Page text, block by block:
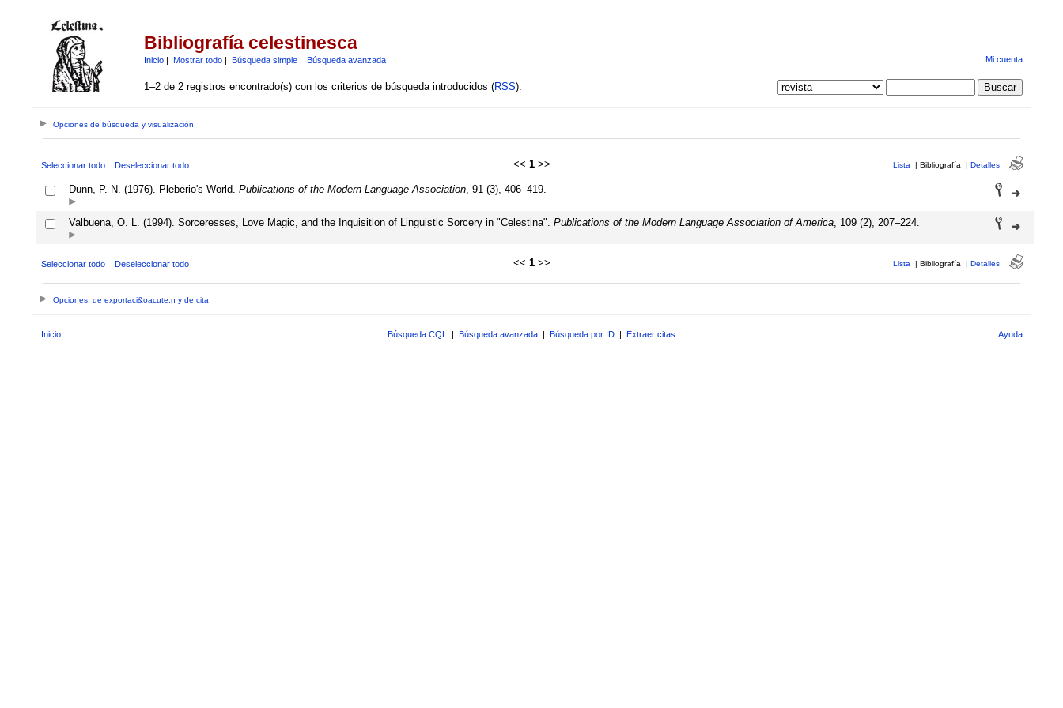
Bibliografía celestinesca
Inicio| Mostrar todo| Búsqueda simple| Búsqueda avanzada Mi cuenta
1–2 de 2 registros encontrado(s) con los criterios de búsqueda introducidos (RSS):
Opciones de búsqueda y visualización
Seleccionar todo Deseleccionar todo << 1>> Lista | Bibliografía | Detalles
Dunn, P. N. (1976). Pleberio's World. Publications of the Modern Language Association, 91 (3), 406–419.
Valbuena, O. L. (1994). Sorceresses, Love Magic, and the Inquisition of Linguistic Sorcery in "Celestina". Publications of the Modern Language Association of America, 109 (2), 207–224.
Seleccionar todo Deseleccionar todo << 1>> Lista | Bibliografía | Detalles
Opciones, de exportaci&oacute;n y de cita
Inicio Búsqueda CQL | Búsqueda avanzada | Búsqueda por ID | Extraer citas Ayuda